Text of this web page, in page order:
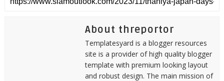
About threportor
Templatesyard is a blogger resources
site is a provider of high quality blogger
template with premium looking layout
and robust design. The main mission of